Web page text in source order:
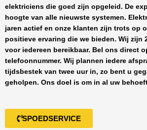
elektriciens die goed zijn opgeleid. De
hoogte van alle nieuwste systemen.
jaren actief en onze klanten zijn trots op
positieve ervaring die we bieden. Wij zijn
voor iedereen bereikbaar. Bel ons direct
telefoonnummer. Wij plannen iedere
tijdsbestek van twee uur in, zo bent u
geholpen. Ons doel is om in al uw
SPOEDSERVICE